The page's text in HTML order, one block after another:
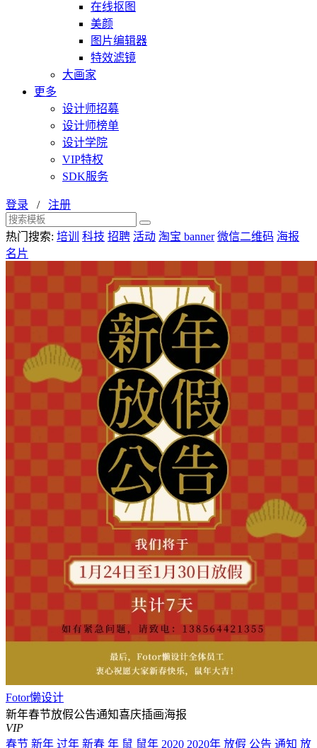
在线抠图
美颜
图片编辑器
特效滤镜
大画家
更多
设计师招募
设计师榜单
设计学院
VIP特权
SDK服务
登录 / 注册
热门搜索: 培训 科技 招聘 活动 淘宝 banner 微信二维码 海报
名片
Fotor懒设计
新年春节放假公告通知喜庆插画海报
VIP
春节 新年 过年 新春 年 鼠 鼠年 2020 2020年 放假 公告 通知 放